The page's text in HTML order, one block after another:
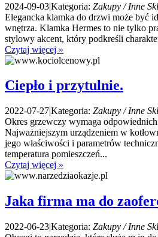
2024-09-03|Kategoria: Zakupy / Inne
Elegancka klamka do drzwi może być
wnętrza. Klamka Hermes to nie tylko
stylowy akcent, który podkreśli
Czytaj więcej »
Ciepło i przytulnie.
2022-07-27|Kategoria: Zakupy / Inne
Okres grzewczy wymaga
Najważniejszym urządzeniem w
jego właściwości i parametrów
temperatura pomieszczeń...
Czytaj więcej »
Jaka firma ma do
2022-06-23|Kategoria: Zakupy / Inne